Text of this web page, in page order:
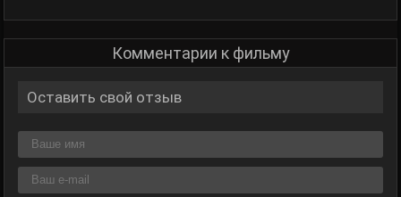
Комментарии к фильму
Оставить свой отзыв